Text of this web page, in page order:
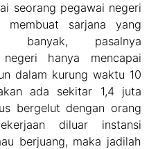
seorang pegawai negeri
sarjana yang
banyak, pasalnya
negeri hanya mencapai
dalam kurung waktu 10
ada sekitar 1,4 juta
bergelut dengan orang
diluar instansi
berjuang, maka jadilah